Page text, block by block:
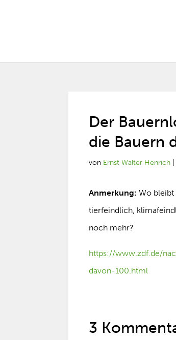
Der
die Bauern
von Ernst Walter Henrich
Anmerkung: Wo bleibt
tierfeindlich,
noch mehr?
https://www.zdf.de/
davon-100.html
3